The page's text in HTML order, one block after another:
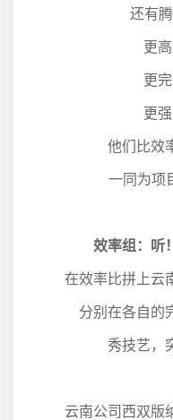
还有
更
更
更
他们比效
一同为项
效率组：听
在效率比拼上云
分别在各自的
秀技艺，
云南公司西双版